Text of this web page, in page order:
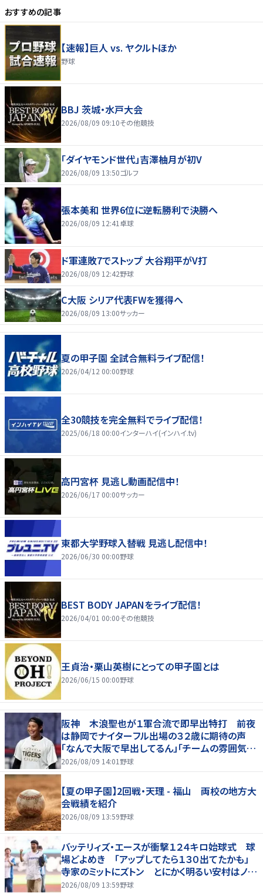
おすすめの記事
【速報】巨人 vs. ヤクルトほか
野球
BBJ 茨城・水戸大会
2026/08/09 09:10その他競技
「ダイヤモンド世代」吉澤柚月が初V
2026/08/09 13:50ゴルフ
張本美和 世界6位に逆転勝利で決勝へ
2026/08/09 12:41 卓球
ド軍連敗7でストップ 大谷翔平がV打
2026/08/09 12:42野球
C大阪 シリア代表FWを獲得へ
2026/08/09 13:00サッカー
夏の甲子園 全試合無料ライブ配信！
2026/04/12 00:00野球
全30競技を完全無料でライブ配信！
2025/06/18 00:00インターハイ(インハイ.tv)
高円宮杯 見逃し動画配信中！
2026/06/17 00:00サッカー
東都大学野球入替戦 見逃し配信中！
2026/06/30 00:00野球
BEST BODY JAPANをライブ配信！
2026/04/01 00:00その他競技
王貞治・栗山英樹にとっての甲子園とは
2026/06/15 00:00野球
阪神 木浪聖也が１軍合流で即早出特打 前夜
は静岡でナイターフル出場の３２歳に期待の声
「なんで大阪で早出してるん」「チームの雰囲気が
変わる気が」
2026/08/09 14:01 野球
【夏の甲子園】2回戦・天理 - 福山 両校の地方大
会戦績を紹介
2026/08/09 13:59野球
バッテリィズ・エースが衝撃１２４キロ始球式 球
場どよめき 「アップしてたら１３０出てたかも」
寺家のミットにズトン とにかく明るい安村はノー
バンならず
2026/08/09 13:59野球